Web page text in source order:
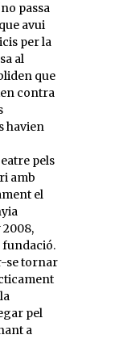
passa
avui
per la
al
que
contra
havien
pels
amb
el
2008,
fundació.
se tornar
pel
a